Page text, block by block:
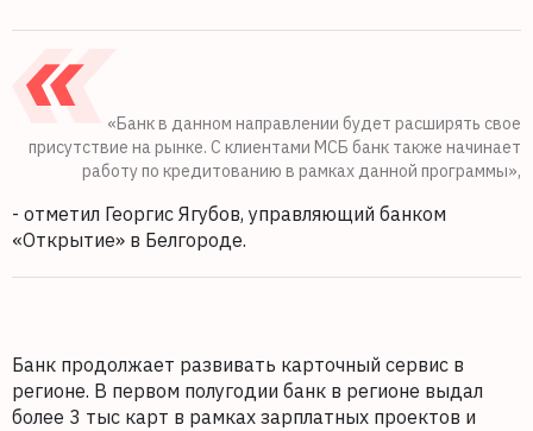
«Банк в данном направлении будет расширять свое
присутствие на рынке. С клиентами МСБ банк также начинает
работу по кредитованию в рамках данной программы»,
- отметил Георгис Ягубов, управляющий банком
«Открытие» в Белгороде.
Банк продолжает развивать карточный сервис в
регионе. В первом полугодии банк в регионе выдал
более 3 тыс карт в рамках зарплатных проектов и